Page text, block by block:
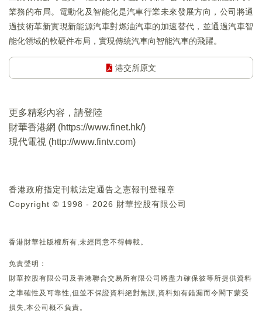
業務的布局。電動化及智能化是汽車行業未來發展方向，公司將通
過技術革新實現新能源汽車對燃油汽車的加速替代，並通過汽車智
能化領域的軟硬件布局，實現傳統汽車向智能汽車的飛躍。
港交所原文
更多精彩內容，請登陸
財華香港網 (https://www.finet.hk/)
現代電視 (http://www.fintv.com)
香港政府指定刊載法定通告之憲報刊登報章
Copyright © 1998 - 2026 財華控股有限公司
香港財華社版權所有,未經同意不得轉載。
免責聲明：
財華控股有限公司及香港聯合交易所有限公司將盡力確保彼等所提供資料
之準確性及可靠性,但並不保證資料絕對無誤,資料如有錯漏而令閣下蒙受
損失,本公司概不負責。